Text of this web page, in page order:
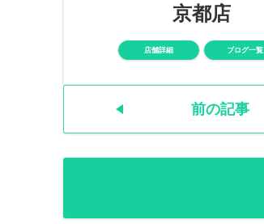
京都店
店舗詳細 ブログ一覧
前の記事